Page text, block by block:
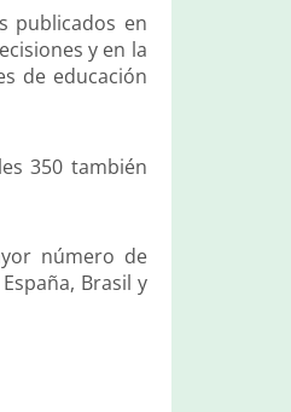
publicados en
y en la
de educación
350 también
número de
Brasil y